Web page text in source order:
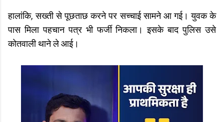
हालांकि, सख्ती से पूछताछ करने पर सच्चाई सामने आ गई। युवक के
पास मिला पहचान पत्र भी फर्जी निकला। इसके बाद पुलिस उसे
कोतवाली थाने ले आई।